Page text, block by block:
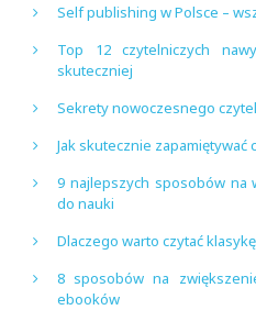
Self publishing w Polsce –
Top 12 czytelniczych
skuteczniej
Sekrety nowoczesnego
Jak skutecznie zapamiętywać
9 najlepszych sposobów na
do nauki
Dlaczego warto czytać
8 sposobów na
ebooków